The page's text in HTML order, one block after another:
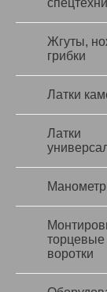
Жгуты,
грибки
Латки
Латки
торцевые
воротки